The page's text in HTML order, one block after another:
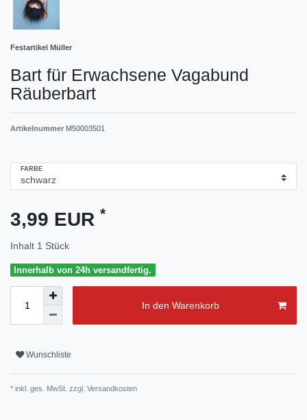
Festartikel Müller
Bart für Erwachsene Vagabund
Räuberbart
Artikelnummer M50003501
FARBE
3,99 EUR *
Inhalt 1 Stück
Innerhalb von 24h versandfertig.
In den Warenkorb
Wunschliste
* inkl. ges. MwSt. zzgl. Versandkosten